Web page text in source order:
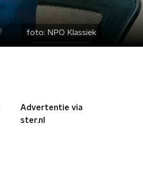
foto: NPO Klassiek
Advertentie via
ster.nl